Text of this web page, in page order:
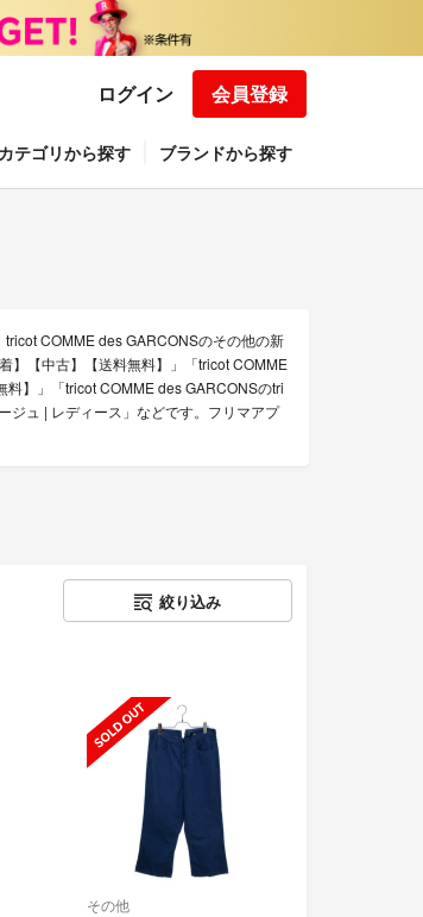
ログイン 会員登録
カテゴリから探す ブランドから探す
COMME des GARCONSのその他の新
】【中古】【送料無料】」「tricot COMME
】」「tricot COMME des GARCONSのtri
ジュ | レディース」などです。フリマアプ
絞り込み
その他